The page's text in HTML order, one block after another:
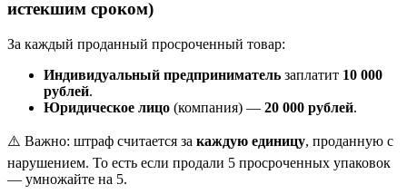
истекшим сроком)
За каждый проданный просроченный товар:
Индивидуальный предприниматель заплатит 10 000
рублей.
Юридическое лицо (компания) — 20 000 рублей.
⚠️ Важно: штраф считается за каждую единицу, проданную с
нарушением. То есть если продали 5 просроченных упаковок
— умножайте на 5.